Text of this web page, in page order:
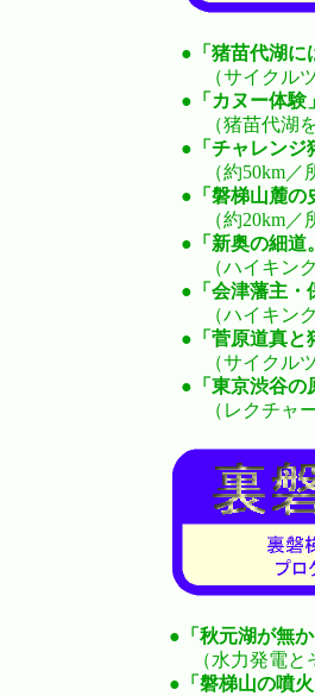
● 「猪苗代湖
（サイクルツ
● 「カヌー体験」
（猪苗代湖を
● 「チャレン
（約50km／
● 「磐梯山麓
（約20km／
● 「新奥の細
（ハイキング
● 「会津藩主
（ハイキング
● 「菅原道真
（サイクルツ
● 「東京渋谷
（レクチャー
● 「秋元湖が無
（水力発電と
● 「磐梯山の噴